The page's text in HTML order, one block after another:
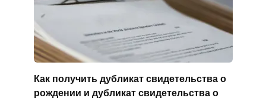
Как получить дубликат свидетельства о
рождении и дубликат свидетельства о